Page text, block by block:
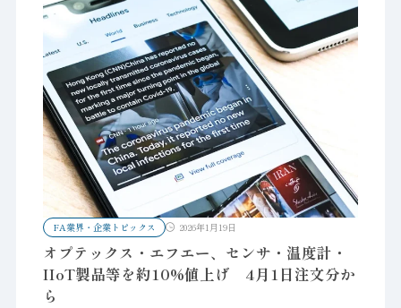
FA業界・企業トピックス 2026年1月19日
オプテックス・エフエー、センサ・温度計・
IIoT製品等を約10%値上げ 4月1日注文分か
ら